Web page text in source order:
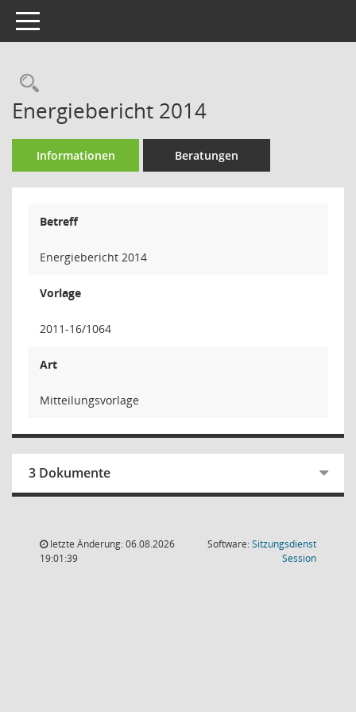
Toggle navigation
Rechercheauswahl
Energiebericht 2014
Informationen Beratungen
Betreff
Energiebericht 2014
Vorlage
2011-16/1064
Art
Mitteilungsvorlage
3 Dokumente
letzte Änderung: 06.08.2026
19:01:39
Software:Sitzungsdienst
Session(Wird in